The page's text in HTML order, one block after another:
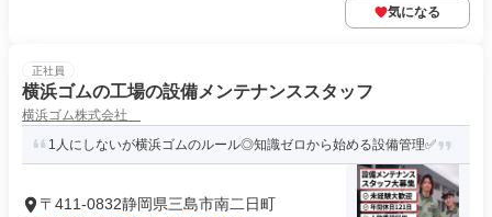
気になる
正社員
横浜ゴムの工場の設備メンテナンススタッフ
横浜ゴム株式会社
1人にしないが横浜ゴムのルール◎知識ゼロから始める設備管理✅
〒411-0832静岡県三島市南二日町